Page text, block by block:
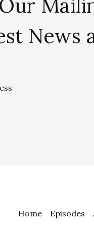
News
Home Episodes